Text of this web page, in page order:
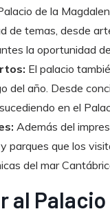
de la
de temas, desde
la oportunidad
El palacio
del año. Desde
en el
Además del
parques que los
del mar
al